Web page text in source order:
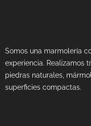
Somos una marmolería
experiencia. Realizamos
piedras naturales,
superficies compactas.